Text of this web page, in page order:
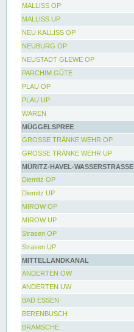
MALLISS OP
MALLISS UP
NEU KALLISS OP
NEUBURG OP
NEUSTADT GLEWE OP
PARCHIM GÜTE
PLAU OP
PLAU UP
WAREN
MÜGGELSPREE
GROSSE TRÄNKE WEHR OP
GROSSE TRÄNKE WEHR UP
MÜRITZ-HAVEL-WASSERSTRASSE
Diemitz OP
Diemitz UP
MIROW OP
MIROW UP
Strasen OP
Strasen UP
MITTELLANDKANAL
ANDERTEN OW
ANDERTEN UW
BAD ESSEN
BERENBUSCH
BRAMSCHE